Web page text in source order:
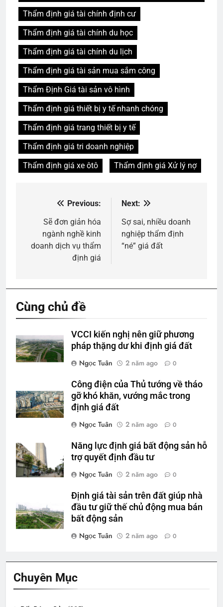
Thẩm định giá tài chính định cư
Thẩm định giá tài chính du học
Thẩm định giá tài chính du lịch
Thẩm định giá tài sản mua sắm công
Thẩm Định Giá tài sản vô hình
Thẩm định giá thiết bị y tế nhanh chóng
Thẩm định giá trang thiết bị y tế
Thẩm định giá tri doanh nghiệp
Thẩm định giá xe ôtô
Thẩm định giá Xử lý nợ
hướng
bài
Previous:
Sẽ đơn giản hóa
ngành nghề kinh
doanh dịch vụ thẩm
định giá
Next:
Sợ sai, nhiều doanh
nghiệp thẩm định
“né” giá đất
Cùng chủ đề
VCCI kiến nghị nên giữ phương
pháp thặng dư khi định giá đất
Ngọc Tuân
2 năm ago 0
Công điện của Thủ tướng về tháo
gỡ khó khăn, vướng mắc trong
định giá đất
Ngọc Tuân
2 năm ago 0
Năng lực định giá bất động sản hỗ
trợ quyết định đầu tư
Ngọc Tuân
2 năm ago 0
Định giá tài sản trên đất giúp nhà
đầu tư giữ thế chủ động mua bán
bất động sản
Ngọc Tuân
2 năm ago 0
Chuyên Mục